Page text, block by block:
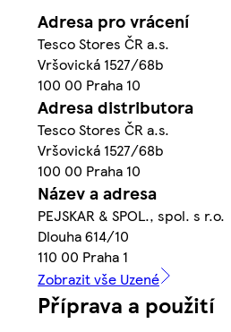
Adresa pro vrácení
Tesco Stores ČR a.s.
Vršovická 1527/68b
100 00 Praha 10
Adresa distributora
Tesco Stores ČR a.s.
Vršovická 1527/68b
100 00 Praha 10
Název a adresa
PEJSKAR & SPOL., spol. s r.o.
Dlouha 614/10
110 00 Praha 1
Zobrazit vše Uzené
Příprava a použití